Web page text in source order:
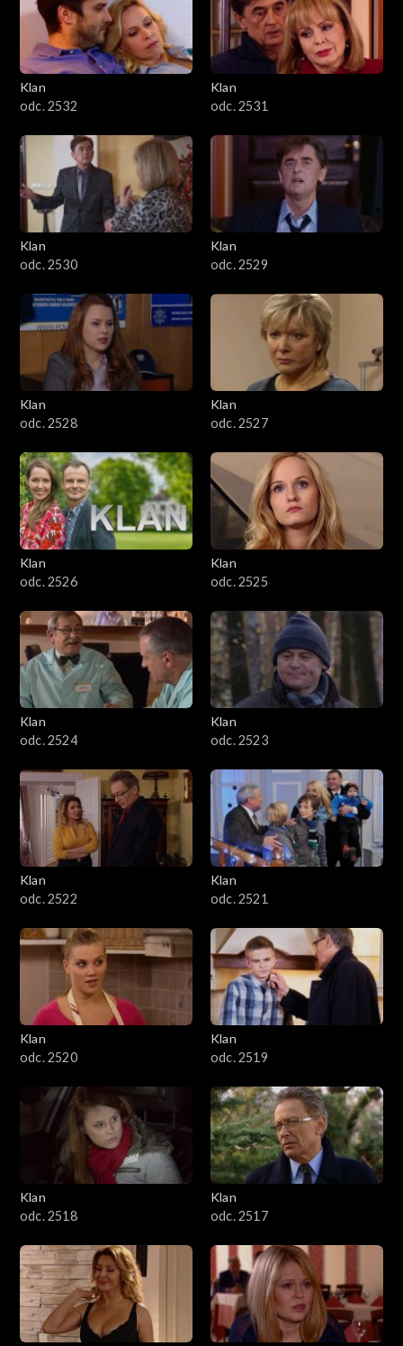
Klan
odc. 2532
Klan
odc. 2531
Klan
odc. 2530
Klan
odc. 2529
Klan
odc. 2528
Klan
odc. 2527
Klan
odc. 2526
Klan
odc. 2525
Klan
odc. 2524
Klan
odc. 2523
Klan
odc. 2522
Klan
odc. 2521
Klan
odc. 2520
Klan
odc. 2519
Klan
odc. 2518
Klan
odc. 2517